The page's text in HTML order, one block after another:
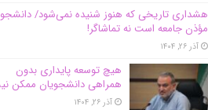
هشداری تاریخی که هنوز شنیده نمی‌شود/ دانشجو
مؤذن جامعه است نه تماشاگر!
آذر ۲۶, ۱۴۰۴
هیچ توسعه پایداری بدون
همراهی دانشجویان ممکن
آذر ۲۶, ۱۴۰۴